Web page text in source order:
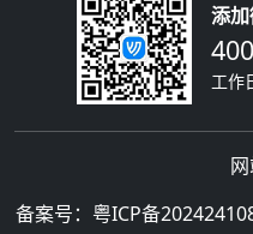
添
工作
备案号： 粤ICP备